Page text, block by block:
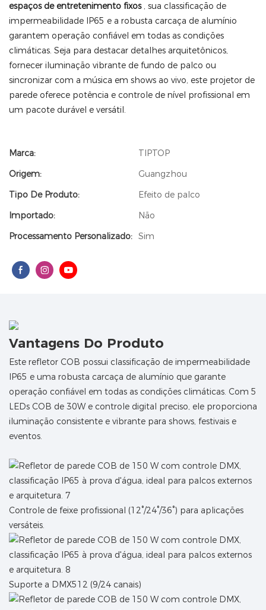
espaços de entretenimento fixos, sua classificação de
impermeabilidade IP65 e a robusta carcaça de alumínio
garantem operação confiável em todas as condições
climáticas. Seja para destacar detalhes arquitetônicos,
fornecer iluminação vibrante de fundo de palco ou
sincronizar com a música em shows ao vivo, este projetor de
parede oferece potência e controle de nível profissional em
um pacote durável e versátil.
Marca:
TIPTOP
Origem:
Guangzhou
Tipo De Produto:
Efeito de palco
Importado:
Não
Processamento Personalizado: Sim
Vantagens Do Produto
Este refletor COB possui classificação de impermeabilidade
IP65 e uma robusta carcaça de alumínio que garante
operação confiável em todas as condições climáticas. Com 5
LEDs COB de 30W e controle digital preciso, ele proporciona
iluminação consistente e vibrante para shows, festivais e
eventos.
Controle de feixe profissional (12°/24°/36°) para aplicações
versáteis.
Suporte a DMX512 (9/24 canais)